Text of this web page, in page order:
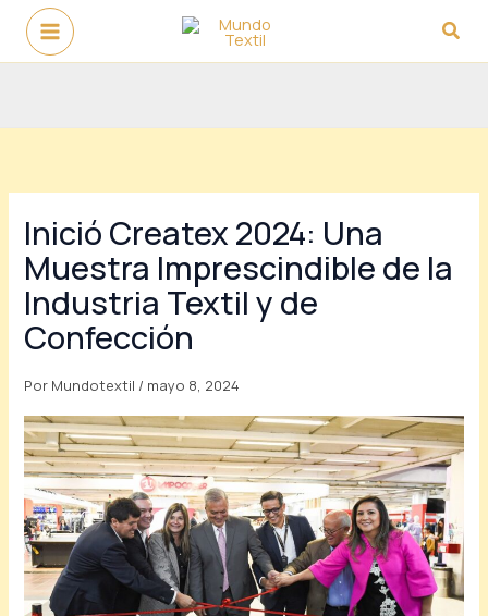
contenido
Inició Createx 2024: Una
Muestra Imprescindible de la
Industria Textil y de
Confección
Por Mundotextil / mayo 8, 2024